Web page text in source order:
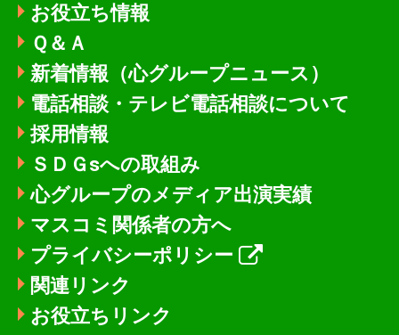
お役立ち情報
Ｑ＆Ａ
新着情報 （心グループニュース）
電話相談・テレビ電話相談について
採用情報
ＳＤＧsへの取組み
心グループのメディア出演実績
マスコミ関係者の方へ
プライバシーポリシー
関連リンク
お役立ちリンク